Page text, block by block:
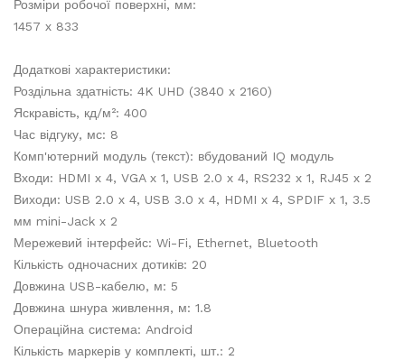
Розміри робочої поверхні, мм:
1457 х 833
Додаткові характеристики:
Роздільна здатність: 4K UHD (3840 х 2160)
Яскравість, кд/м²: 400
Час відгуку, мс: 8
Комп'ютерний модуль (текст): вбудований IQ модуль
Входи: HDMI х 4, VGA х 1, USB 2.0 х 4, RS232 х 1, RJ45 х 2
Виходи: USB 2.0 х 4, USB 3.0 х 4, HDMI х 4, SPDIF х 1, 3.5
мм mini-Jack х 2
Мережевий інтерфейс: Wi-Fi, Ethernet, Bluetooth
Кількість одночасних дотиків: 20
Довжина USB-кабелю, м: 5
Довжина шнура живлення, м: 1.8
Операційна система: Android
Кількість маркерів у комплекті, шт.: 2